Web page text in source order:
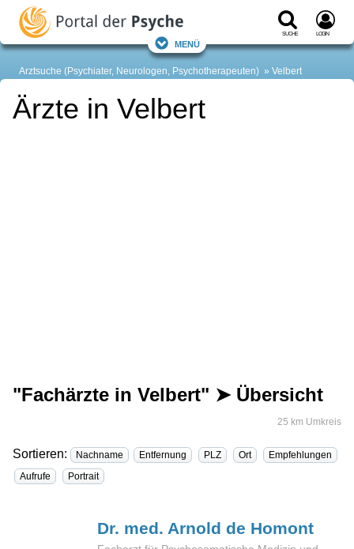
Suche Login
Menü
Arztsuche (Psychiater, Neurologen, Psychotherapeuten) Velbert
Ärzte in Velbert
"Fachärzte in Velbert" ➤ Übersicht
25 km Umkreis
Sortieren: Nachname Entfernung PLZ Ort
Empfehlungen
Aufrufe
Portrait
Dr. med. Arnoldde Homont